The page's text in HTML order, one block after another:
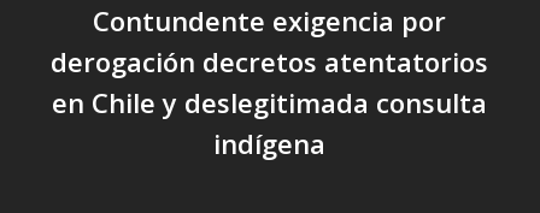
Contundente exigencia por
derogación decretos atentatorios
en Chile y deslegitimada consulta
indígena